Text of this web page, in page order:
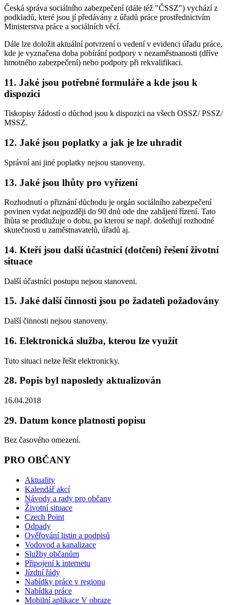
Česká správa sociálního zabezpečení (dále též "ČSSZ") vychází z
podkladů, které jsou jí předávány z úřadů práce prostřednictvím
Ministerstva práce a sociálních věcí.
Dále lze doložit aktuální potvrzení o vedení v evidenci úřadu práce,
kde je vyznačena doba pobírání podpory v nezaměstnanosti (dříve
hmotného zabezpečení) nebo podpory při rekvalifikaci.
11. Jaké jsou potřebné formuláře a kde jsou k
dispozici
Tiskopisy žádostí o důchod jsou k dispozici na všech OSSZ/ PSSZ/
MSSZ.
12. Jaké jsou poplatky a jak je lze uhradit
Správní ani jiné poplatky nejsou stanoveny.
13. Jaké jsou lhůty pro vyřízení
Rozhodnutí o přiznání důchodu je orgán sociálního zabezpečení
povinen vydat nejpozději do 90 dnů ode dne zahájení řízení. Tato
lhůta se prodlužuje o dobu, po kterou se např. došetřují rozhodné
skutečnosti u zaměstnavatelů, úřadů aj.
14. Kteří jsou další účastníci (dotčení) řešení životní
situace
Další účastníci postupu nejsou stanoveni.
15. Jaké další činnosti jsou po žadateli požadovány
Další činnosti nejsou stanoveny.
16. Elektronická služba, kterou lze využít
Tuto situaci nelze řešit elektronicky.
28. Popis byl naposledy aktualizován
16.04.2018
29. Datum konce platnosti popisu
Bez časového omezení.
PRO OBČANY
Aktuality
Kalendář akcí
Návody a rady pro občany
Životní situace
Czech Point
Odpady
Ověřování listin a podpisů
Vodovod a kanalizace
Služby občanům
Připojení k internetu
Jízdní řády
Nabídky práce v regionu
Nabídka práce
Mobilní aplikace V obraze